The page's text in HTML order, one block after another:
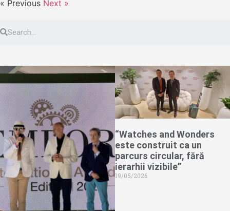
« Previous Next »
“Watches and Wonders
este construit ca un
parcurs circular, fără
ierarhii vizibile”
19/05/2026